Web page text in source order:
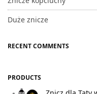
Duże znicze
RECENT COMMENTS
PRODUCTS